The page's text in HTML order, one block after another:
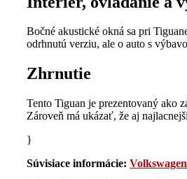
Bočné akustické okná sa pri
odrhnutú verziu, ale o auto s
Zhrnutie
Tento Tiguan je prezentovaný ako
Zároveň má ukázať, že aj
}
Súvisiace informácie: